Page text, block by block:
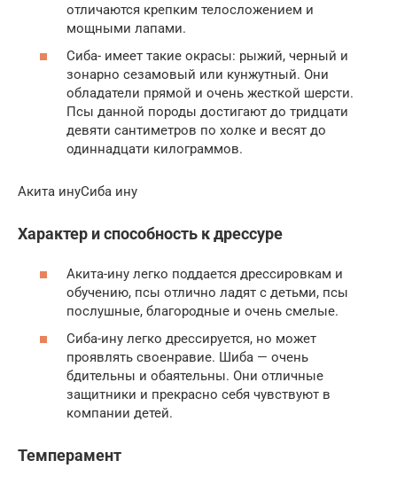
отличаются крепким телосложением и
мощными лапами.
Сиба- имеет такие окрасы: рыжий, черный и
зонарно сезамовый или кунжутный. Они
обладатели прямой и очень жесткой шерсти.
Псы данной породы достигают до тридцати
девяти сантиметров по холке и весят до
одиннадцати килограммов.
Акита инуСиба ину
Характер и способность к дрессуре
Акита-ину легко поддается дрессировкам и
обучению, псы отлично ладят с детьми, псы
послушные, благородные и очень смелые.
Сиба-ину легко дрессируется, но может
проявлять своенравие. Шиба — очень
бдительны и обаятельны. Они отличные
защитники и прекрасно себя чувствуют в
компании детей.
Темперамент